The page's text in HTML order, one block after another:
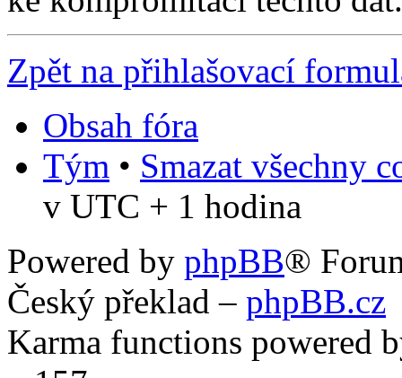
Zpět na přihlašovací
Obsah fóra
Tým • Smazat všechny
v UTC + 1 hodina
Powered by phpBB®
Český překlad – phpBB.cz
Karma functions powered